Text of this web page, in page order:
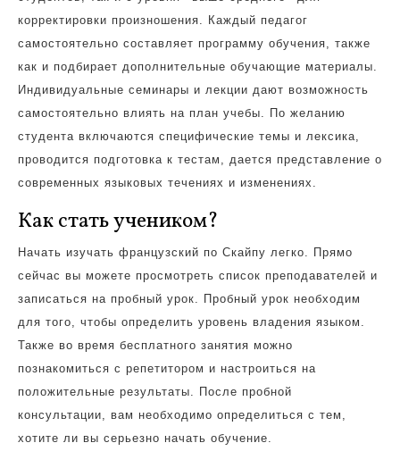
корректировки произношения. Каждый педагог
самостоятельно составляет программу обучения, также
как и подбирает дополнительные обучающие материалы.
Индивидуальные семинары и лекции дают возможность
самостоятельно влиять на план учебы. По желанию
студента включаются специфические темы и лексика,
проводится подготовка к тестам, дается представление о
современных языковых течениях и изменениях.
Как стать учеником?
Начать изучать французский по Скайпу легко. Прямо
сейчас вы можете просмотреть список преподавателей и
записаться на пробный урок. Пробный урок необходим
для того, чтобы определить уровень владения языком.
Также во время бесплатного занятия можно
познакомиться с репетитором и настроиться на
положительные результаты. После пробной
консультации, вам необходимо определиться с тем,
хотите ли вы серьезно начать обучение.